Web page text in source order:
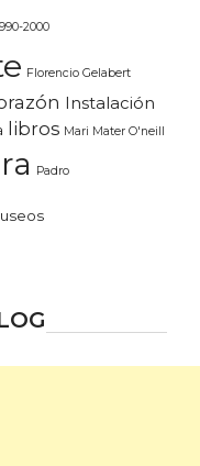
2000
Florencio Gelabert
Instalación
libros Mari Mater O'neill
Padro